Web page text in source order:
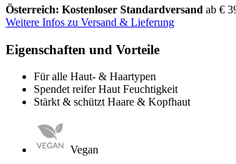
Österreich: Kostenloser Standardversand ab €
Weitere Infos zu Versand & Lieferung
Eigenschaften und Vorteile
Für alle Haut- & Haartypen
Spendet reifer Haut Feuchtigkeit
Stärkt & schützt Haare & Kopfhaut
Vegan